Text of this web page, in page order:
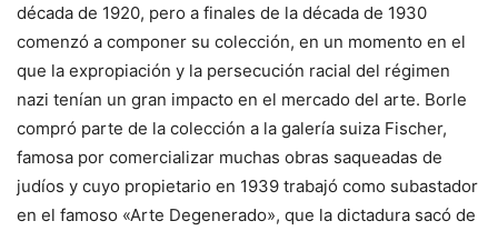
década de 1920, pero a finales de la década de 1930
comenzó a componer su colección, en un momento en el
que la expropiación y la persecución racial del régimen
nazi tenían un gran impacto en el mercado del arte. Borle
compró parte de la colección a la galería suiza Fischer,
famosa por comercializar muchas obras saqueadas de
judíos y cuyo propietario en 1939 trabajó como subastador
en el famoso «Arte Degenerado», que la dictadura sacó de